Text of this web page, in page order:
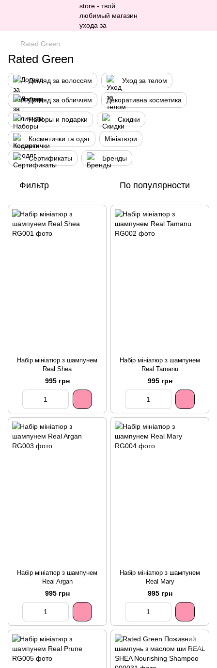
Rated Green
Rated Green
Догляд за волоссям Уход за телом
Догляд за обличчям Декоративна косметика
Наборы и подарки Скидки
Косметички та одяг Мініатюри
Сертификаты Бренды
Фильтр По популярности
Набір мініатюр з шампунем
Real Shea
995 грн
Набір мініатюр з шампунем
Real Tamanu
995 грн
Набір мініатюр з шампунем
Real Argan
995 грн
Набір мініатюр з шампунем
Real Mary
995 грн